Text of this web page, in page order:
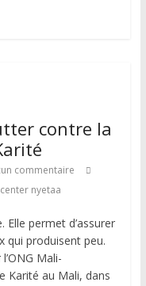
contre la
commentaire
nyetaa
Elle permet d’assurer
qui produisent peu.
Mali-
Karité au Mali, dans